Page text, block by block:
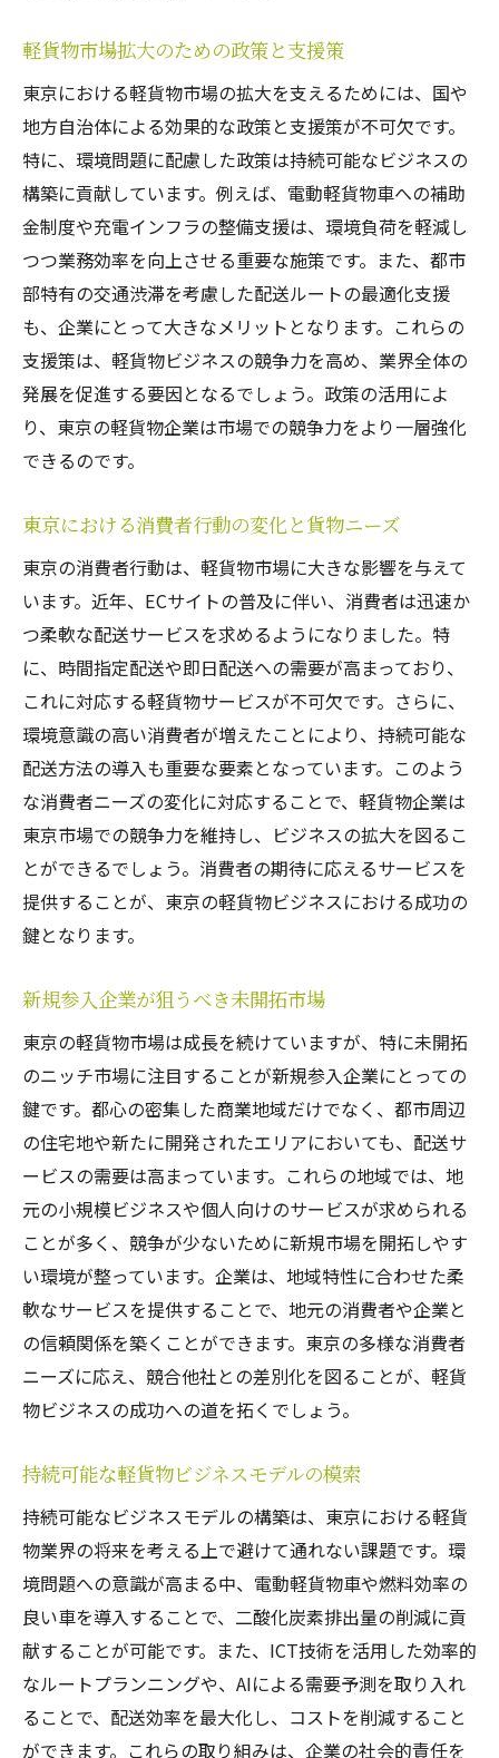
定期チェックインで顧客関係を強固に
効率的なルートプランニングで配送件数を増や
す方法
テクノロジーを活用したルート最適化の手
法
リアルタイムデータによる運行管理の精度
向上
配送効率を高めるためのチームトレーニン
グ
配送コスト削減に向けた戦略的アプローチ
環境負荷を考慮したエコ配送プラン
顧客ニーズに応じた柔軟なルート設定
可能性
Eコマース拡大がもたらす軽貨物市場の変化
ラストマイル配送の新しい潮流とチャンス
オンライン取引における信頼性確保の方法
ネット通販に対応するための物流インフラ
整備
サプライチェーンの効率化で競争力を強化
ネットワーク効果を活かしたビジネス拡大
地域特性を活かした東京軽貨物の営業戦略
地域ごとのニーズに応じたサービス展開
地元企業との提携で地域貢献を実現
地域イベントを活用したプロモーション戦
地域特有の課題に対応するソリューション
地元の顧客基盤を築くための戦略
コミュニティとの連携で社会的信頼を強化
オンラインプロモーションで東京軽貨物サービ
スを広める
SNSを活用したブランド認知向上のテクニ
ック
オンライン広告キャンペーンの効果測定
口コミを促進するデジタルマーケティング
戦略
SEO対策でオンライン露出を高める方法
ビデオコンテンツを活用したプロモーショ
オンラインコミュニティとのエンゲージメ
ント
軽貨物市場拡大のための政策と支援策
東京における軽貨物市場の拡大を支えるためには、国や
地方自治体による効果的な政策と支援策が不可欠です。
特に、環境問題に配慮した政策は持続可能なビジネスの
構築に貢献しています。例えば、電動軽貨物車への補助
金制度や充電インフラの整備支援は、環境負荷を軽減し
つつ業務効率を向上させる重要な施策です。また、都市
部特有の交通渋滞を考慮した配送ルートの最適化支援
も、企業にとって大きなメリットとなります。これらの
支援策は、軽貨物ビジネスの競争力を高め、業界全体の
発展を促進する要因となるでしょう。政策の活用によ
り、東京の軽貨物企業は市場での競争力をより一層強化
できるのです。
東京における消費者行動の変化と貨物ニーズ
東京の消費者行動は、軽貨物市場に大きな影響を与えて
います。近年、ECサイトの普及に伴い、消費者は迅速か
つ柔軟な配送サービスを求めるようになりました。特
に、時間指定配送や即日配送への需要が高まっており、
これに対応する軽貨物サービスが不可欠です。さらに、
環境意識の高い消費者が増えたことにより、持続可能な
配送方法の導入も重要な要素となっています。このよう
な消費者ニーズの変化に対応することで、軽貨物企業は
東京市場での競争力を維持し、ビジネスの拡大を図るこ
とができるでしょう。消費者の期待に応えるサービスを
提供することが、東京の軽貨物ビジネスにおける成功の
鍵となります。
新規参入企業が狙うべき未開拓市場
東京の軽貨物市場は成長を続けていますが、特に未開拓
のニッチ市場に注目することが新規参入企業にとっての
鍵です。都心の密集した商業地域だけでなく、都市周辺
の住宅地や新たに開発されたエリアにおいても、配送サ
ービスの需要は高まっています。これらの地域では、地
元の小規模ビジネスや個人向けのサービスが求められる
ことが多く、競争が少ないために新規市場を開拓しやす
い環境が整っています。企業は、地域特性に合わせた柔
軟なサービスを提供することで、地元の消費者や企業と
の信頼関係を築くことができます。東京の多様な消費者
ニーズに応え、競合他社との差別化を図ることが、軽貨
物ビジネスの成功への道を拓くでしょう。
持続可能な軽貨物ビジネスモデルの模索
持続可能なビジネスモデルの構築は、東京における軽貨
物業界の将来を考える上で避けて通れない課題です。環
境問題への意識が高まる中、電動軽貨物車や燃料効率の
良い車を導入することで、二酸化炭素排出量の削減に貢
献することが可能です。また、ICT技術を活用した効率的
なルートプランニングや、AIによる需要予測を取り入れ
ることで、配送効率を最大化し、コストを削減すること
ができます。これらの取り組みは、企業の社会的責任を